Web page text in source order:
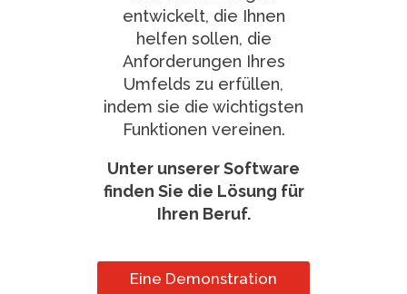
entwickelt, die Ihnen
helfen sollen, die
Anforderungen Ihres
Umfelds zu erfüllen,
indem sie die wichtigsten
Funktionen vereinen.
Unter unserer Software
finden Sie die Lösung für
Ihren Beruf.
Eine Demonstration